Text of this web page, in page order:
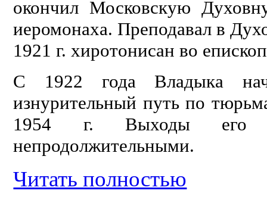
окончил Московскую
иеромонаха. Преподавал в
1921 г. хиротонисан во
С 1922 года Владыка
изнурительный путь по
1954 г. Выходы его
непродолжительными.
Читать полностью